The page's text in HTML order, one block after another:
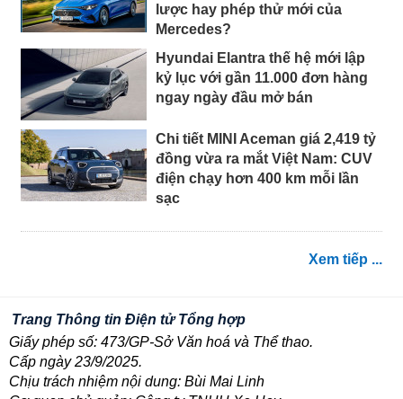
lược hay phép thử mới của
Mercedes?
Hyundai Elantra thế hệ mới lập
kỷ lục với gần 11.000 đơn hàng
ngay ngày đầu mở bán
Chi tiết MINI Aceman giá 2,419 tỷ
đồng vừa ra mắt Việt Nam: CUV
điện chạy hơn 400 km mỗi lần
sạc
Xem tiếp ...
Trang Thông tin Điện tử Tổng hợp
Giấy phép số: 473/GP-Sở Văn hoá và Thể thao.
Cấp ngày 23/9/2025.
Chịu trách nhiệm nội dung: Bùi Mai Linh